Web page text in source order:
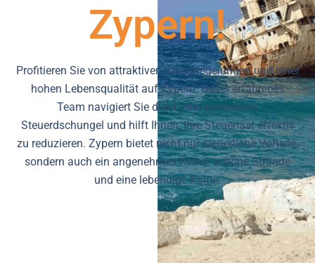
Zypern!
Profitieren Sie von attraktiven Steuerregelungen und einer
hohen Lebensqualität auf Zypern. Unser erfahrenes
Team navigiert Sie durch den komplexen
Steuerdschungel und hilft Ihnen, Ihre Steuerlast effektiv
zu reduzieren. Zypern bietet nicht nur steuerliche Vorteile,
sondern auch ein angenehmes Klima, schöne Strände
und eine lebendige Kultur.